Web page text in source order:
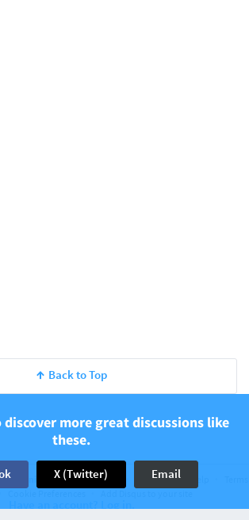
more great discussions like
these.
X (Twitter) Email
Back to Top
Disqus © 2026 Company